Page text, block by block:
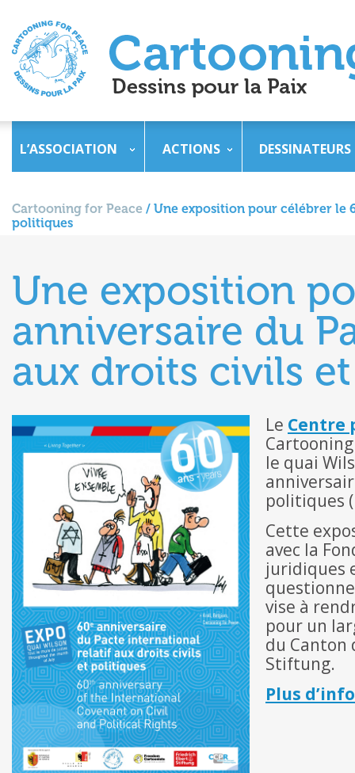
L’ASSOCIATION ACTIONS DESSINATEURS
Cartooning for Peace / Une exposition pour célébrer le
politiques
Une exposition
anniversaire du
aux droits civils
Le Centre
le quai
politiques
Cette
avec la
juridiques
vise à
pour un
du Canton
Stiftung.
Plus